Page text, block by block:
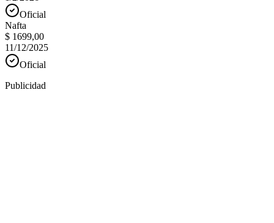
Oficial
Nafta
$ 1699,00
11/12/2025
Oficial
Publicidad